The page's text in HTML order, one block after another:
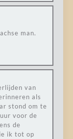
man.
van
als
stond om te
voor de
de
ik tot op